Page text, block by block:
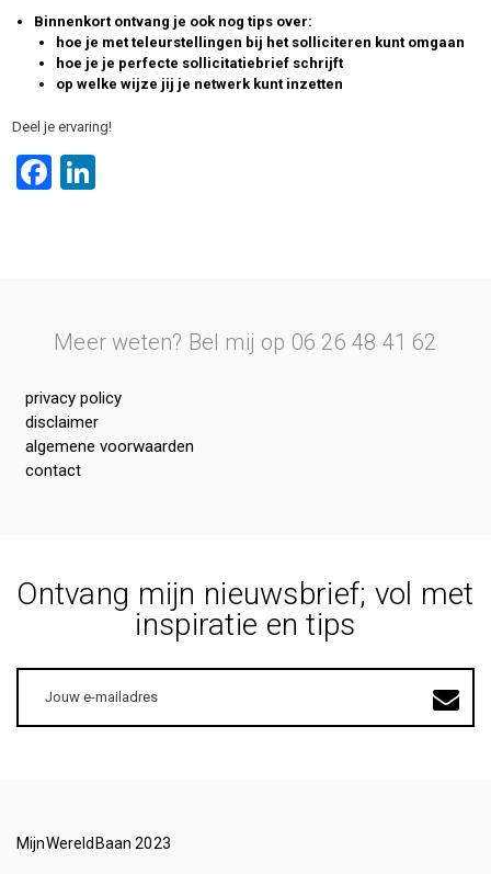
Binnenkort ontvang je ook nog tips over:
hoe je met teleurstellingen bij het solliciteren kunt omgaan
hoe je je perfecte sollicitatiebrief schrijft
op welke wijze jij je netwerk kunt inzetten
Deel je ervaring!
Facebook
Meer weten? Bel mij op 06 26 48 41 62
privacy policy
disclaimer
algemene voorwaarden
contact
Ontvang mijn nieuwsbrief; vol met
inspiratie en tips
mailadres
MijnWereldBaan 2023